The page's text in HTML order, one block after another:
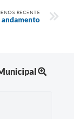
RECENTE
andamento